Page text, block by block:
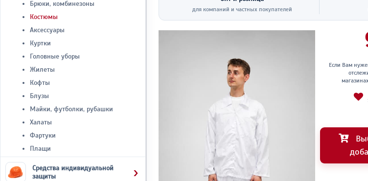
Брюки, комбинезоны
Костюмы
Аксессуары
Куртки
Головные уборы
Жилеты
Кофты
Блузы
Майки, футболки, рубашки
Халаты
Фартуки
Плащи
Средства индивидуальной
защиты
для компаний и частных покупателей
Если Вам